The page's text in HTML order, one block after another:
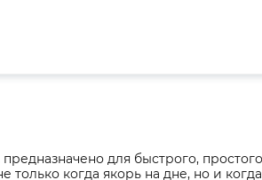
для быстрого,
когда якорь на дне, но и